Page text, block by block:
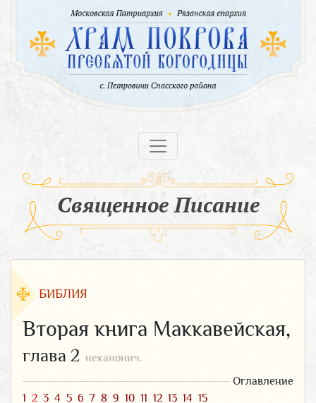
Священное Писание
БИБЛИЯ
Вторая книга Маккавейская,
глава 2 неканонич.
Оглавление
1 2 3 4 5 6 7 8 9 10 11 12 13 14 15